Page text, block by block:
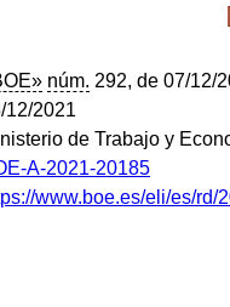
núm. 292, de 07/12/
12/2021
de Trabajo y
A-2021-20185
www.boe.es/eli/es/rd/